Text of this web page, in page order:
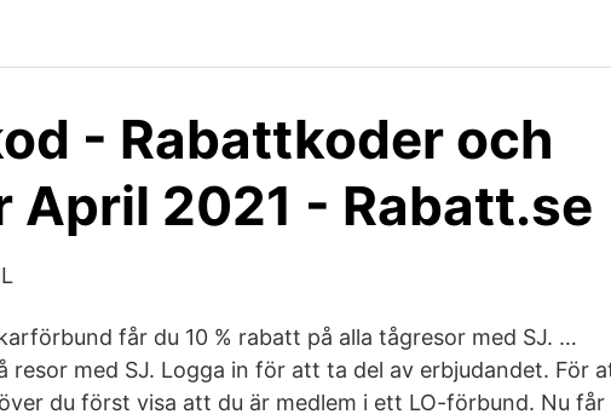
- Rabattkoder och
April 2021 - Rabatt.se
får du 10 % rabatt på alla tågresor med SJ. …
resor med SJ. Logga in för att ta del av erbjudandet. För
du först visa att du är medlem i ett LO-förbund. Nu får